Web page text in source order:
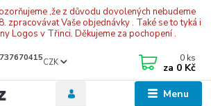
,že z důvodu dovolených nebudeme
zpracovávat Vaše objednávky . Také se to tyká i
Logos v Třinci. Děkujeme za pochopení .
Menu
CZK 0 ks
za 0 Kč